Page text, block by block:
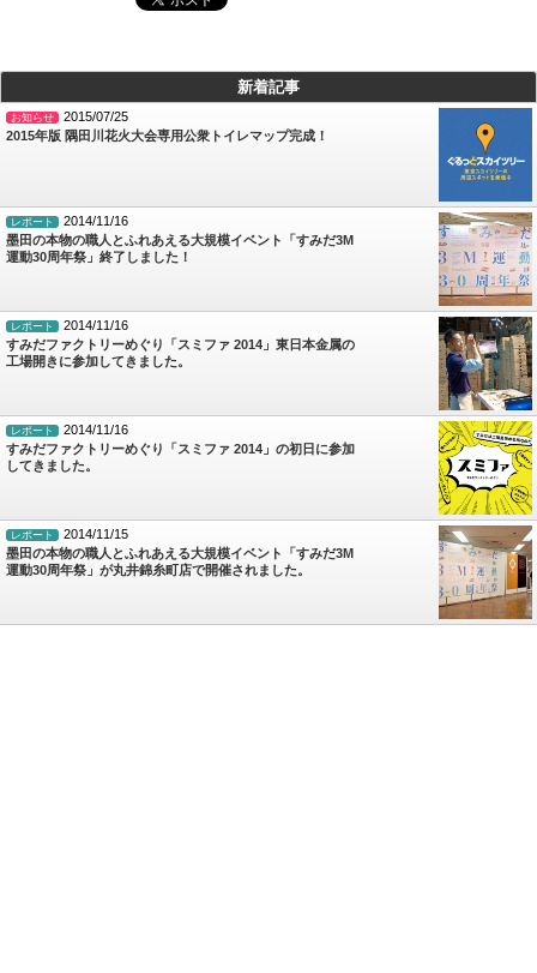
新着記事
お知らせ
2015/07/25
2015年版 隅田川花火大会専用公衆トイレマップ完成！
レポート
2014/11/16
墨田の本物の職人とふれあえる大規模イベント「すみだ3M
運動30周年祭」終了しました！
レポート
2014/11/16
すみだファクトリーめぐり「スミファ 2014」東日本金属の
工場開きに参加してきました。
レポート
2014/11/16
すみだファクトリーめぐり「スミファ 2014」の初日に参加
してきました。
レポート
2014/11/15
墨田の本物の職人とふれあえる大規模イベント「すみだ3M
運動30周年祭」が丸井錦糸町店で開催されました。